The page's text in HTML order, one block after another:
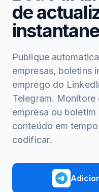
de
Publique
empresas, boletins
emprego do
Telegram.
empresa ou
conteúdo em
codificar.